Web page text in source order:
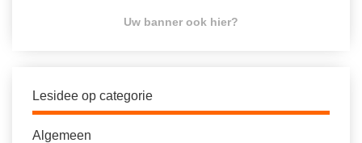
Uw banner ook hier?
Lesidee op categorie
Algemeen